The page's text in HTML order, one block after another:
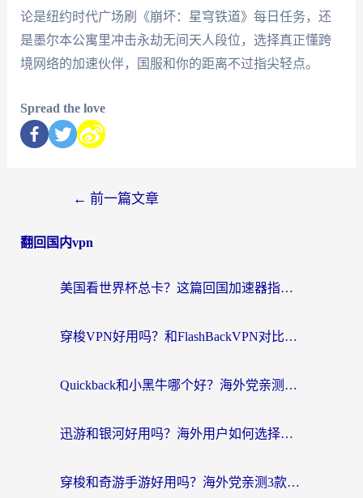
论是纽约时代广场刷《崩坏：星穹铁道》每日任务，还
是墨尔本公寓里冲击永劫无间天人段位，选择真正懂跨
境网络的加速伙伴，国服和你的距离不过指尖轻点。
Spread the love
← 前一篇文章
翻回国内vpn
美国看世界杯总卡？这篇回国加速器指南帮你无缝刷国内资源（附苹果手机VPN设置步骤）
穿梭VPN好用吗？和FlashBackVPN对比哪个回国效果更好？
Quickback和小黑牛哪个好？海外党亲测指南，选对回国加速器秒回国内
迅游和银河好用吗？海外用户如何选择回国加速器实现无缝访问国内资源
穿梭和奇游手游好用吗？海外党亲测3款回国加速器，附蜜蜂加速器七天试用攻略